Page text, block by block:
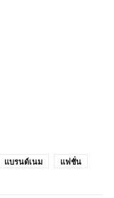
แบรนด์เนม แฟชั่น